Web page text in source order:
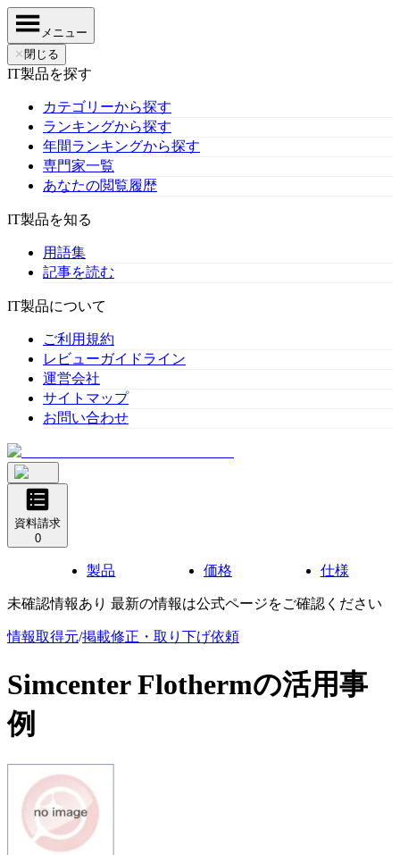
メニュー
✕ 閉じる
IT製品を探す
カテゴリーから探す
ランキングから探す
年間ランキングから探す
専門家一覧
あなたの閲覧履歴
IT製品を知る
用語集
記事を読む
IT製品について
ご利用規約
レビューガイドライン
運営会社
サイトマップ
お問い合わせ
資料請求
0
製品 価格 仕様
未確認情報あり 最新の情報は公式ページをご確認ください
情報取得元/掲載修正・取り下げ依頼
Simcenter Flothermの活用事
例